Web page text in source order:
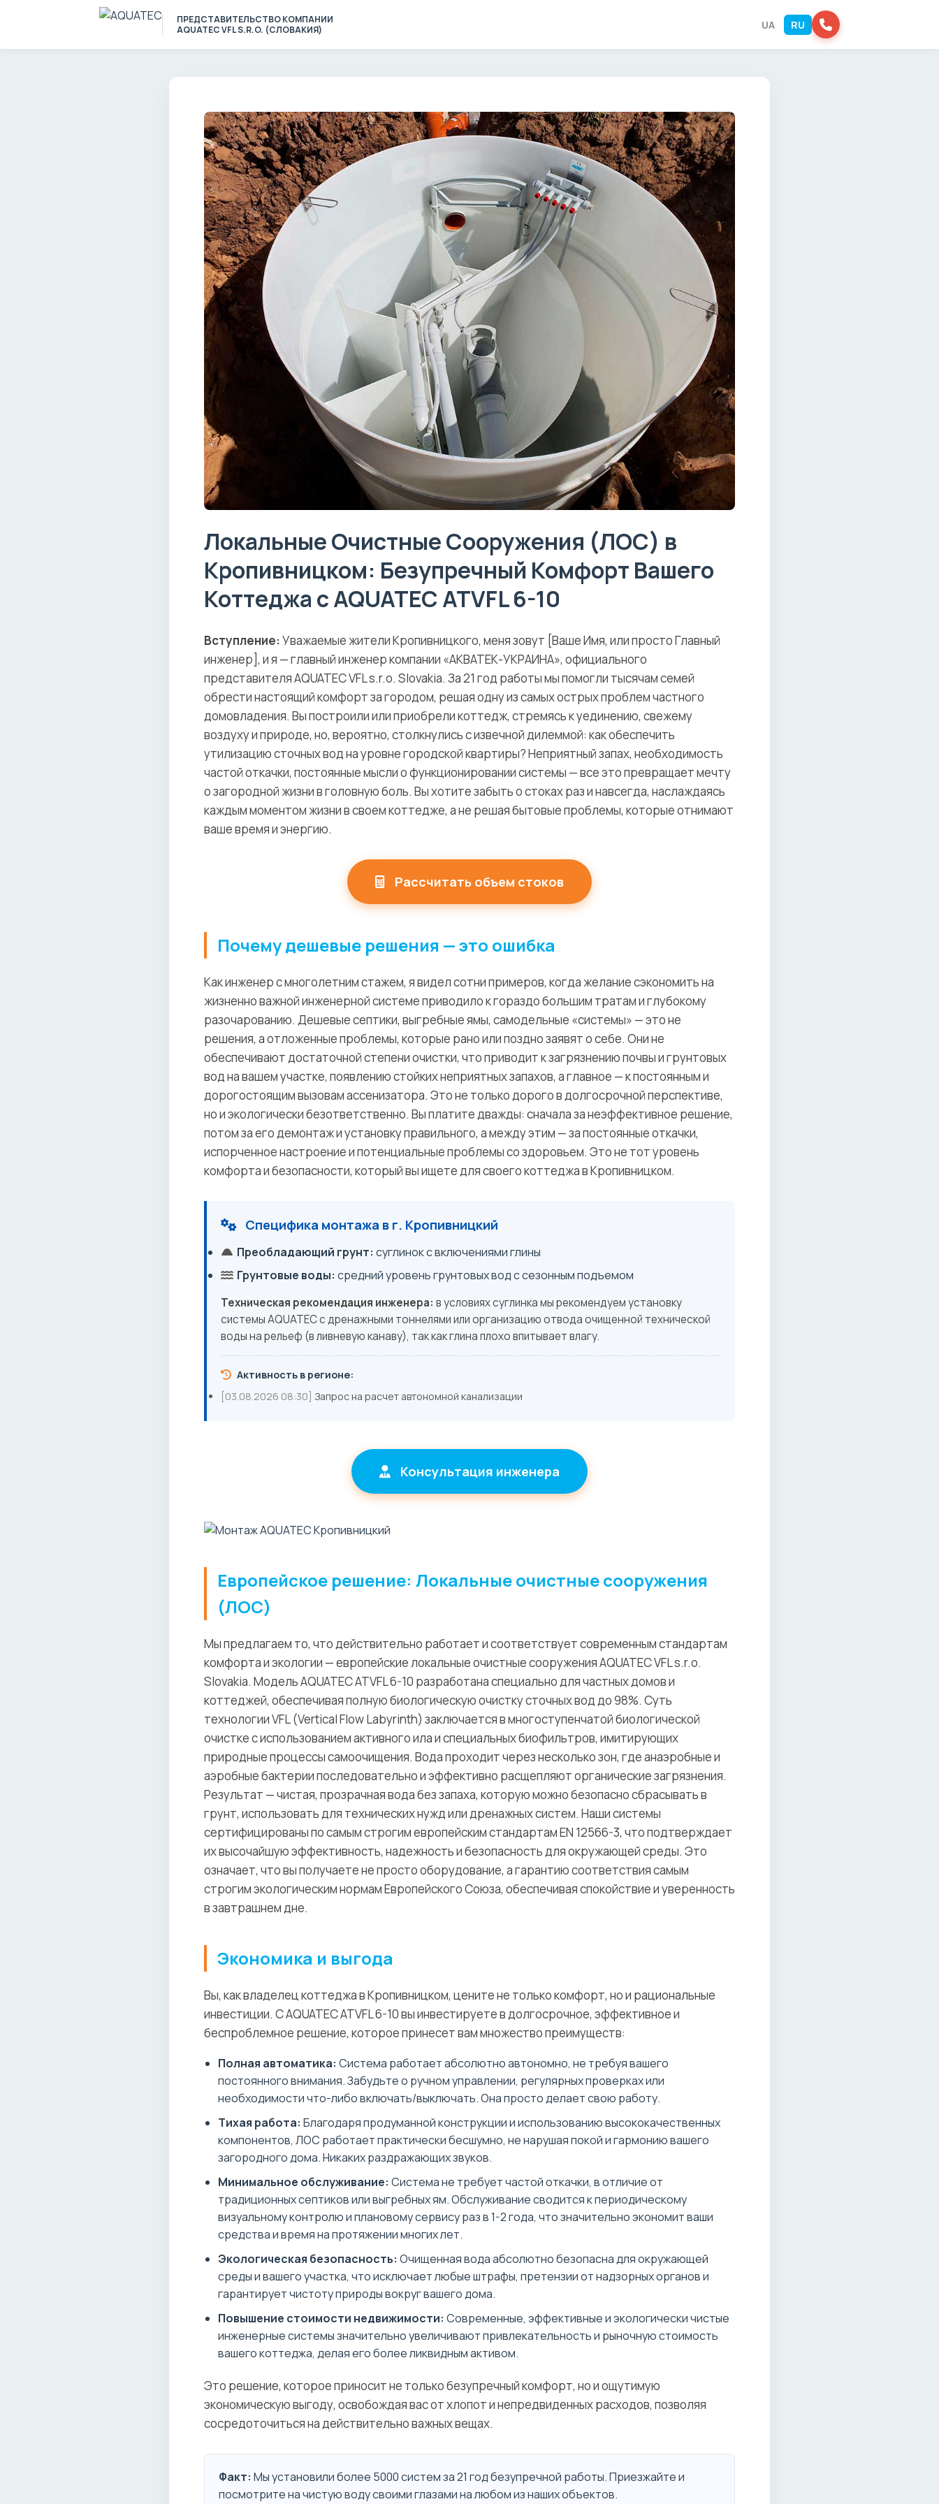
ПРЕДСТАВИТЕЛЬСТВО КОМПАНИИ
AQUATEC VFL S.R.O. (СЛОВАКИЯ)
UA RU
Локальные Очистные Сооружения (ЛОС) в
Кропивницком: Безупречный Комфорт Вашего
Коттеджа с AQUATEC ATVFL 6-10
Вступление:Уважаемые жители Кропивницкого, меня зовут [Ваше Имя, или просто Главный
инженер], и я — главный инженер компании «АКВАТЕК-УКРАИНА», официального
представителя AQUATEC VFL s.r.o. Slovakia. За 21 год работы мы помогли тысячам семей
обрести настоящий комфорт за городом, решая одну из самых острых проблем частного
домовладения. Вы построили или приобрели коттедж, стремясь к уединению, свежему
воздуху и природе, но, вероятно, столкнулись с извечной дилеммой: как обеспечить
утилизацию сточных вод на уровне городской квартиры? Неприятный запах, необходимость
частой откачки, постоянные мысли о функционировании системы — все это превращает мечту
о загородной жизни в головную боль. Вы хотите забыть о стоках раз и навсегда, наслаждаясь
каждым моментом жизни в своем коттедже, а не решая бытовые проблемы, которые отнимают
ваше время и энергию.
Рассчитать объем стоков
Почему дешевые решения — это ошибка
Как инженер с многолетним стажем, я видел сотни примеров, когда желание сэкономить на
жизненно важной инженерной системе приводило к гораздо большим тратам и глубокому
разочарованию. Дешевые септики, выгребные ямы, самодельные «системы» — это не
решения, а отложенные проблемы, которые рано или поздно заявят о себе. Они не
обеспечивают достаточной степени очистки, что приводит к загрязнению почвы и грунтовых
вод на вашем участке, появлению стойких неприятных запахов, а главное — к постоянным и
дорогостоящим вызовам ассенизатора. Это не только дорого в долгосрочной перспективе,
но и экологически безответственно. Вы платите дважды: сначала за неэффективное решение,
потом за его демонтаж и установку правильного, а между этим — за постоянные откачки,
испорченное настроение и потенциальные проблемы со здоровьем. Это не тот уровень
комфорта и безопасности, который вы ищете для своего коттеджа в Кропивницком.
Специфика монтажа в г. Кропивницкий
Преобладающий грунт: суглинок с включениями глины
Грунтовые воды: средний уровень грунтовых вод с сезонным подъемом
Техническая рекомендация инженера: в условиях суглинка мы рекомендуем установку
системы AQUATEC с дренажными тоннелями или организацию отвода очищенной технической
воды на рельеф (в ливневую канаву), так как глина плохо впитывает влагу.
Активность в регионе:
[03.08.2026 08:30] Запрос на расчет автономной канализации
Консультация инженера
Европейское решение: Локальные очистные сооружения
(ЛОС)
Мы предлагаем то, что действительно работает и соответствует современным стандартам
комфорта и экологии — европейские локальные очистные сооружения AQUATEC VFL s.r.o.
Slovakia. Модель AQUATEC ATVFL 6-10 разработана специально для частных домов и
коттеджей, обеспечивая полную биологическую очистку сточных вод до 98%. Суть
технологии VFL (Vertical Flow Labyrinth) заключается в многоступенчатой биологической
очистке с использованием активного ила и специальных биофильтров, имитирующих
природные процессы самоочищения. Вода проходит через несколько зон, где анаэробные и
аэробные бактерии последовательно и эффективно расщепляют органические загрязнения.
Результат — чистая, прозрачная вода без запаха, которую можно безопасно сбрасывать в
грунт, использовать для технических нужд или дренажных систем. Наши системы
сертифицированы по самым строгим европейским стандартам EN 12566-3, что подтверждает
их высочайшую эффективность, надежность и безопасность для окружающей среды. Это
означает, что вы получаете не просто оборудование, а гарантию соответствия самым
строгим экологическим нормам Европейского Союза, обеспечивая спокойствие и уверенность
в завтрашнем дне.
Экономика и выгода
Вы, как владелец коттеджа в Кропивницком, цените не только комфорт, но и рациональные
инвестиции. С AQUATEC ATVFL 6-10 вы инвестируете в долгосрочное, эффективное и
беспроблемное решение, которое принесет вам множество преимуществ:
Полная автоматика: Система работает абсолютно автономно, не требуя вашего
постоянного внимания. Забудьте о ручном управлении, регулярных проверках или
необходимости что-либо включать/выключать. Она просто делает свою работу.
Тихая работа: Благодаря продуманной конструкции и использованию высококачественных
компонентов, ЛОС работает практически бесшумно, не нарушая покой и гармонию вашего
загородного дома. Никаких раздражающих звуков.
Минимальное обслуживание: Система не требует частой откачки, в отличие от
традиционных септиков или выгребных ям. Обслуживание сводится к периодическому
визуальному контролю и плановому сервису раз в 1-2 года, что значительно экономит ваши
средства и время на протяжении многих лет.
Экологическая безопасность: Очищенная вода абсолютно безопасна для окружающей
среды и вашего участка, что исключает любые штрафы, претензии от надзорных органов и
гарантирует чистоту природы вокруг вашего дома.
Повышение стоимости недвижимости: Современные, эффективные и экологически чистые
инженерные системы значительно увеличивают привлекательность и рыночную стоимость
вашего коттеджа, делая его более ликвидным активом.
Это решение, которое приносит не только безупречный комфорт, но и ощутимую
экономическую выгоду, освобождая вас от хлопот и непредвиденных расходов, позволяя
сосредоточиться на действительно важных вещах.
Факт: Мы установили более 5000 систем за 21 год безупречной работы. Приезжайте и
посмотрите на чистую воду своими глазами на любом из наших объектов.